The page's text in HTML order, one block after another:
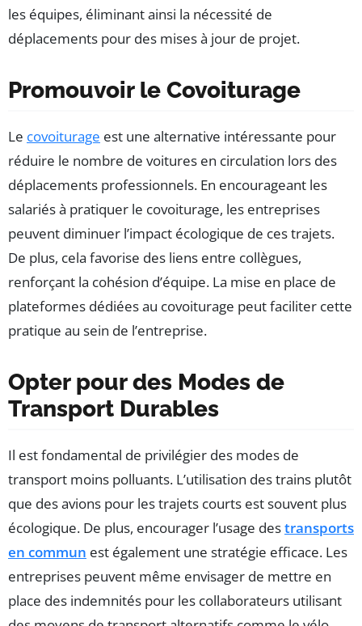
les équipes, éliminant ainsi la nécessité de
déplacements pour des mises à jour de projet.
Promouvoir le Covoiturage
Le covoiturage est une alternative intéressante pour
réduire le nombre de voitures en circulation lors des
déplacements professionnels. En encourageant les
salariés à pratiquer le covoiturage, les entreprises
peuvent diminuer l’impact écologique de ces trajets.
De plus, cela favorise des liens entre collègues,
renforçant la cohésion d’équipe. La mise en place de
plateformes dédiées au covoiturage peut faciliter cette
pratique au sein de l’entreprise.
Opter pour des Modes de
Transport Durables
Il est fondamental de privilégier des modes de
transport moins polluants. L’utilisation des trains plutôt
que des avions pour les trajets courts est souvent plus
écologique. De plus, encourager l’usage destransports
en commun est également une stratégie efficace. Les
entreprises peuvent même envisager de mettre en
place des indemnités pour les collaborateurs utilisant